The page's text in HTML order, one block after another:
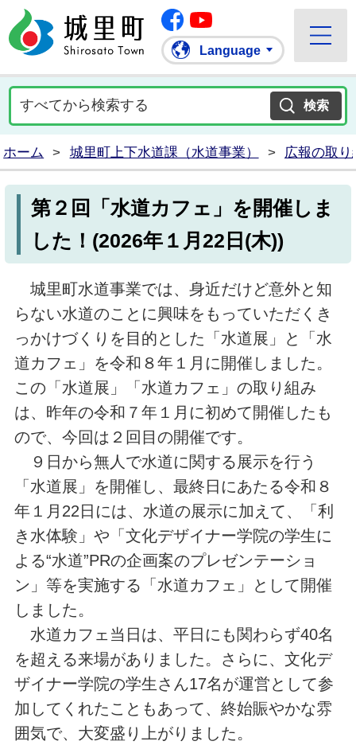
城里町ホームページ
Facebook
Language
ホーム > 城里町上下水道課（水道事業） > 広報の取
第２回「水道カフェ」を開催しま
した！(2026年１月22日(木))
城里町水道事業では、身近だけど意外と知
らない水道のことに興味をもっていただくき
っかけづくりを目的とした「水道展」と「水
道カフェ」を令和８年１月に開催しました。
この「水道展」「水道カフェ」の取り組み
は、昨年の令和７年１月に初めて開催したも
ので、今回は２回目の開催です。
９日から無人で水道に関する展示を行う
「水道展」を開催し、最終日にあたる令和８
年１月22日には、水道の展示に加えて、「利
き水体験」や「文化デザイナー学院の学生に
よる“水道”PRの企画案のプレゼンテーショ
ン」等を実施する「水道カフェ」として開催
しました。
水道カフェ当日は、平日にも関わらず40名
を超える来場がありました。さらに、文化デ
ザイナー学院の学生さん17名が運営として参
加してくれたこともあって、終始賑やかな雰
囲気で、大変盛り上がりました。